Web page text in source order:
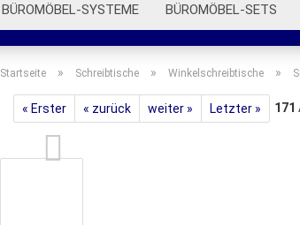
BÜROMÖBEL-SYSTEME BÜROMÖBEL-SETS
ROLLCONTAINER BÜROSTÜHLE
Startseite » Schreibtische » Winkelschreibtische »
« Erster « zurück weiter » Letzter » 171